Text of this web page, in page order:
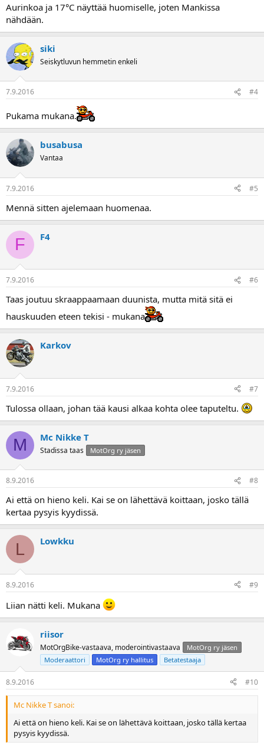
Aurinkoa ja 17°C näyttää huomiselle, joten Mankissa
nähdään.
siki
Seiskytluvun hemmetin enkeli
7.9.2016 #4
Pukama mukana.
busabusa
Vantaa
7.9.2016 #5
Mennä sitten ajelemaan huomenaa.
F F4
7.9.2016 #6
Taas joutuu skraappaamaan duunista, mutta mitä sitä ei
hauskuuden eteen tekisi - mukana
Karkov
7.9.2016 #7
Tulossa ollaan, johan tää kausi alkaa kohta olee taputeltu.
M Mc Nikke T
Stadissa taas MotOrg ry jäsen
8.9.2016 #8
Ai että on hieno keli. Kai se on lähettävä koittaan, josko tällä
kertaa pysyis kyydissä.
L Lowkku
8.9.2016 #9
Liian nätti keli. Mukana
riisor
MotOrgBike-vastaava, moderointivastaava
MotOrg ry jäsen
Moderaattori
MotOrg ry hallitus Betatestaaja
8.9.2016 #10
Mc Nikke T sanoi:
Ai että on hieno keli. Kai se on lähettävä koittaan, josko tällä kertaa
pysyis kyydissä.